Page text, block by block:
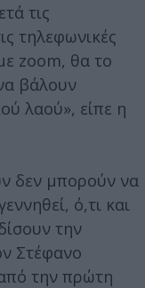
τις
τηλεφωνικές
zoom, θα το
βάλουν
λαού», είπε η
δεν μπορούν να
ό,τι και
την
Στέφανο
την πρώτη